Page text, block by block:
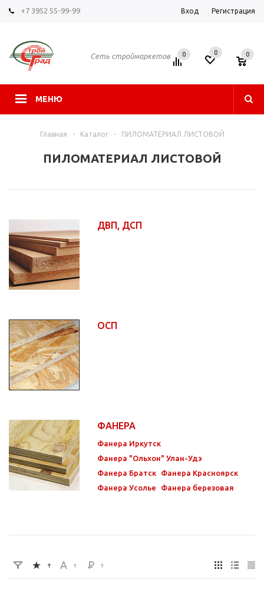
+7 3952 55-99-99 Вход Регистрация
Сеть строймаркетов
МЕНЮ
0 0 0
Главная - Каталог - ПИЛОМАТЕРИАЛ ЛИСТОВОЙ
ПИЛОМАТЕРИАЛ ЛИСТОВОЙ
ДВП, ДСП
ОСП
ФАНЕРА
Фанера Иркутск
Фанера "Ольхон" Улан-Удэ
Фанера Братск
Фанера Красноярск
Фанера Усолье
Фанера березовая